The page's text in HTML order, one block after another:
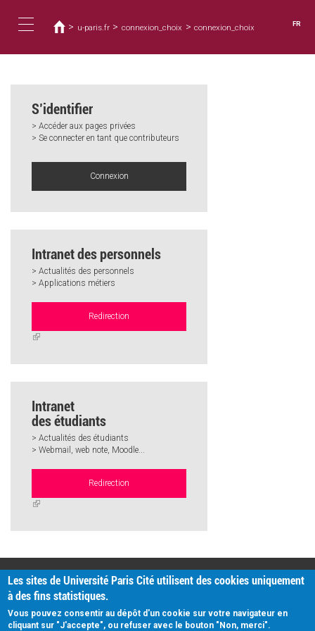
contenu
navigation
êtes
ici
> u-paris.fr > connexion_choix > connexion_choix FR
S’identifier
> Accéder aux pages privées
> Se connecter en tant que contributeurs
Connexion
Intranet des personnels
> Actualités des personnels
> Applications métiers
Redirection
(link
Intranet
des étudiants
> Actualités des étudiants
> Webmail, web note, Moodle...
Redirection
(link
PRATIQUE
Plan d'accès
Intranet
Mentions légales
Données personnelles
Les sites de Université Paris Cité utilisent des cookies uniquement
à des fins statistiques.
Vous pouvez consentir au dépôt d'un cookie sur votre navigateur en
cliquant sur "J'accepte", ou refuser avec le bouton "Non, merci".